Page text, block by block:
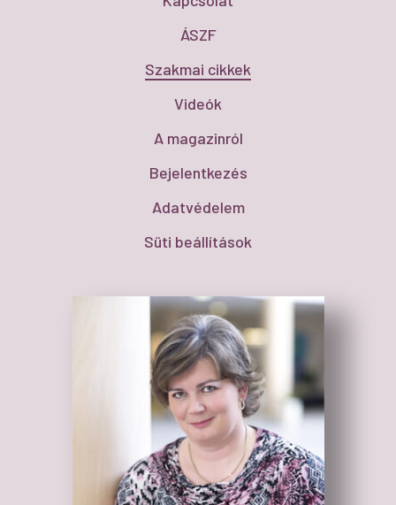
ÁSZF
Szakmai cikkek
Videók
A magazinról
Bejelentkezés
Adatvédelem
Süti beállítások